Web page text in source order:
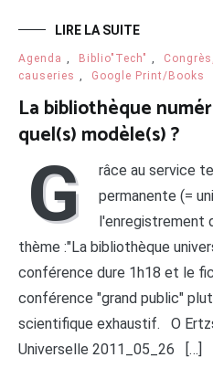
LIRE LA SUITE
Agenda Biblio"Tech"
causeries
Google Print/Books
La bibliothèque
quel(s) modèle(s) ?
G
râce au service
permanente (=
l'enregistrement
thème :"La bibliothèque
conférence dure 1h18 et le
conférence "grand public"
scientifique exhaustif. O
Universelle 2011_05_26 […]